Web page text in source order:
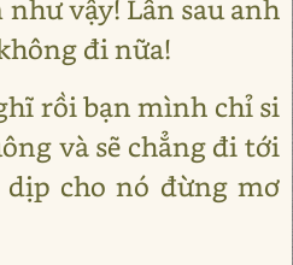
vậy! Lần sau anh
đi nữa!
rồi bạn mình chỉ si
và sẽ chẳng đi tới
cho nó đừng mơ